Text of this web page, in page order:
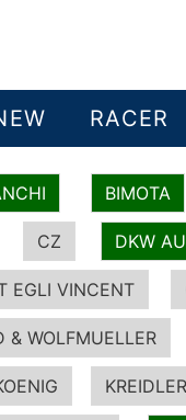
RACER
BIMOTA
CZ DKW
EGLI VINCENT
& WOLFMUELLER
KREIDLER